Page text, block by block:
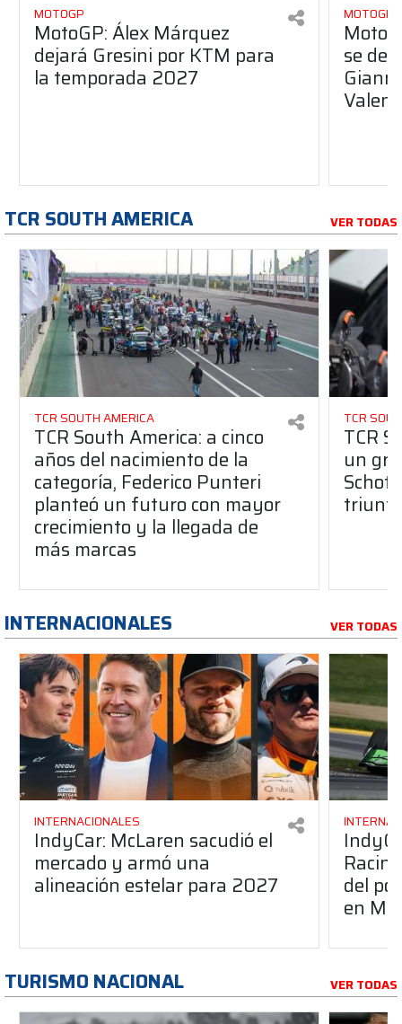
MOTOGP
MotoGP: Álex Márquez
dejará Gresini por KTM para
la temporada 2027
MOTOGP
se
TCR SOUTH AMERICA VER TODAS
TCR SOUTH AMERICA
TCR South America: a cinco
años del nacimiento de la
categoría, Federico Punteri
planteó un futuro con mayor
crecimiento y la llegada de
más marcas
TCR
TCR
un
INTERNACIONALES VER TODAS
INTERNACIONALES
IndyCar: McLaren sacudió el
mercado y armó una
alineación estelar para 2027 del
en
TURISMO NACIONAL VER TODAS